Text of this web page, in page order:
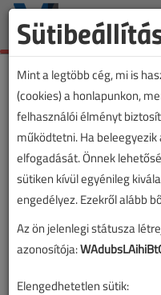
Mint a legtöbb cég, mi is
(cookies) a honlapunkon,
felhasználói élményt
működtetni. Ha
elfogadását. Önnek
sütiken kívül egyénileg
engedélyez. Ezekről alább
Az ön jelenlegi státusza
azonosítója:
Elengedhetetlen sütik: